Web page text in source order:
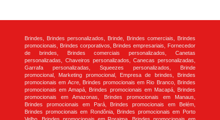
Brindes, Brindes personalizados, Brinde, Brindes comerciais, Brindes
promocionais, Brindes corporativos, Brindes empresariais, Fornecedor
de brindes, Brindes comerciais personalizados, Canetas
personalizadas, Chaveiros personalizados, Canecas personalizadas,
Garrafa personalizadas, Squeezes personalizados, Brinde
promocional, Marketing promocional, Empresa de brindes, Brindes
promocionais em Acre, Brindes promocionais em Rio Branco, Brindes
promocionais em Amapá, Brindes promocionais em Macapá, Brindes
promocionais em Amazonas, Brindes promocionais em Manaus,
Brindes promocionais em Pará, Brindes promocionais em Belém,
Brindes promocionais em Rondônia, Brindes promocionais em Porto